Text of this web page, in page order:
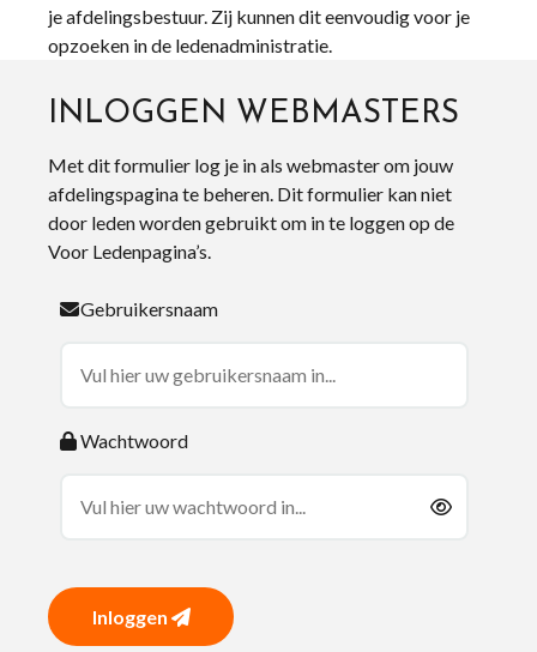
je afdelingsbestuur. Zij kunnen dit eenvoudig voor je
opzoeken in de ledenadministratie.
INLOGGEN WEBMASTERS
Met dit formulier log je in als webmaster om jouw
afdelingspagina te beheren. Dit formulier kan niet
door leden worden gebruikt om in te loggen op de
Voor Ledenpagina’s.
Gebruikersnaam
Wachtwoord
Inloggen